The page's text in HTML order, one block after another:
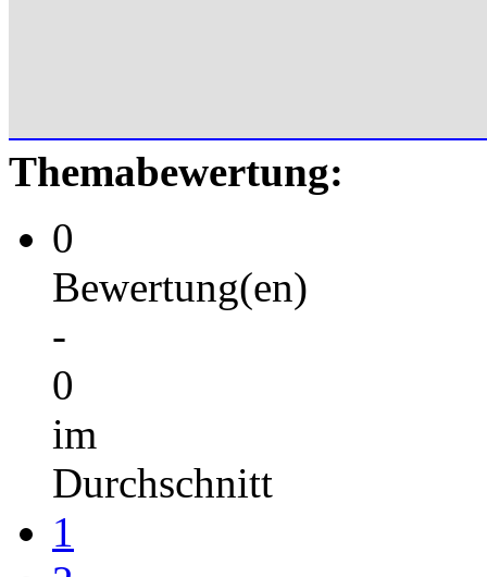
Themabewertung:
0
Bewertung(en)
-
0
im
Durchschnitt
1